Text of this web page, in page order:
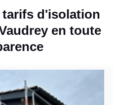
tarifs d'isolation
en toute